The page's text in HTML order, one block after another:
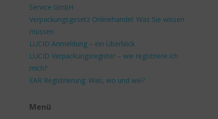
Service GmbH
Verpackungsgesetz Onlinehandel: Was Sie wissen
müssen
LUCID Anmeldung – ein Überblick
LUCID Verpackungsregister – wie registriere ich
mich?
EAR Registrierung: Was, wo und wie?
Menü